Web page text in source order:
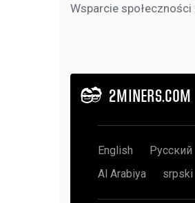
Wsparcie
2MINERS.COM
English Русский
Al Arabiya
srpski